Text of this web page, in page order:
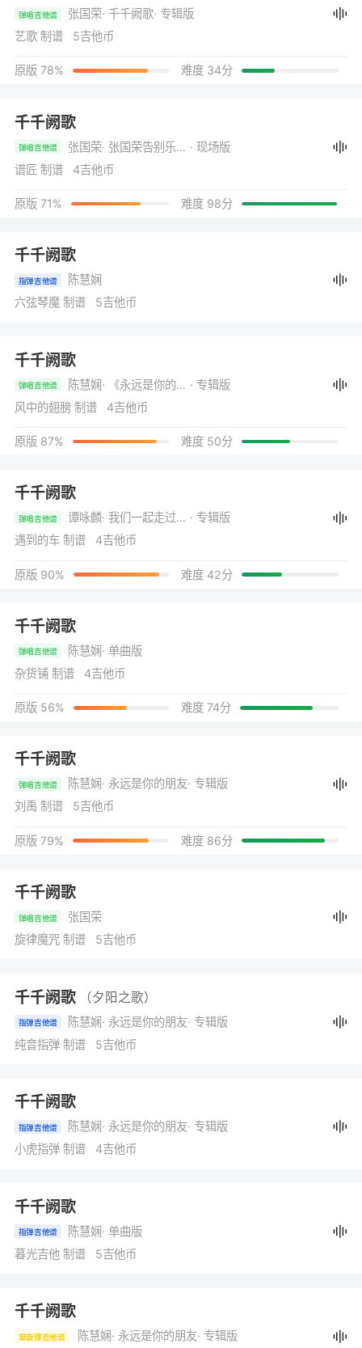
弹唱吉他谱 张国荣· 千千阙歌· 专辑版
艺歌 制谱 5吉他币
原版 78% 难度 34分
千千阙歌
弹唱吉他谱 张国荣 · 张国荣告别乐坛演唱会 · 现场版
谱匠 制谱 4吉他币
原版 71% 难度 98分
千千阙歌
指弹吉他谱
陈慧娴
六弦琴魔 制谱 5吉他币
千千阙歌
弹唱吉他谱 陈慧娴 · 《永远是你的朋友》 · 专辑版
风中的翅膀 制谱 4吉他币
原版 87% 难度 50分
千千阙歌
弹唱吉他谱 谭咏麟 · 我们一起走过的日子 · 专辑版
遇到的车 制谱 4吉他币
原版 90% 难度 42分
千千阙歌
弹唱吉他谱 陈慧娴· 单曲版
杂货铺 制谱 4吉他币
原版 56% 难度 74分
千千阙歌
弹唱吉他谱 陈慧娴· 永远是你的朋友· 专辑版
刘禹 制谱 5吉他币
原版 79% 难度 86分
千千阙歌
弹唱吉他谱
张国荣
旋律魔咒 制谱 5吉他币
千千阙歌 （夕阳之歌）
指弹吉他谱 陈慧娴· 永远是你的朋友· 专辑版
纯音指弹 制谱 5吉他币
千千阙歌
指弹吉他谱 陈慧娴· 永远是你的朋友· 专辑版
小虎指弹 制谱 4吉他币
千千阙歌
指弹吉他谱 陈慧娴· 单曲版
暮光吉他 制谱 5吉他币
千千阙歌
单旋律吉他谱 陈慧娴· 永远是你的朋友· 专辑版